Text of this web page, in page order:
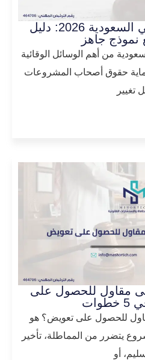
دعوى إثبات حالة في السعودية 2026: دليل
جاهز
من أهم الوسائل الوقائية
حقوق أصحاب المشروعات
تغيير
مقاول للحصول على
للحصول على تعويض؟ هو
يتضرر من المماطلة، تأخير
أو